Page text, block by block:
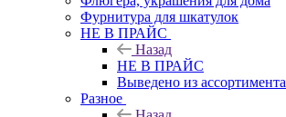
Фурнитура для шкатулок
НЕ В ПРАЙС
Назад
НЕ В ПРАЙС
Выведено из ассортимента
Разное